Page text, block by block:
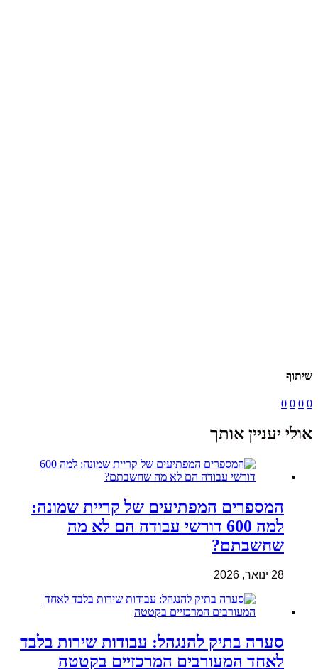
שיתוף
0
0
0
0
אולי יעניין אותך
המספרים המפתיעים של קריית שמונה:
למה 600 דורשי עבודה הם לא מה
שחשבתם?
28 ינואר, 2026
סערה בתיק להנגהל: עבודות שירות בלבד
לאחד המעורבים המרכזיים בקטטה